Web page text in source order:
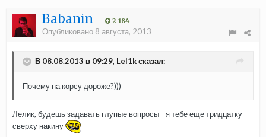
Babanin 2 184
Опубликовано 8 августа, 2013
В 08.08.2013 в 09:29, Lel1k сказал:
Почему на корсу дороже?)))
Лелик, будешь задавать глупые вопросы - я тебе еще тридцатку
сверху накину